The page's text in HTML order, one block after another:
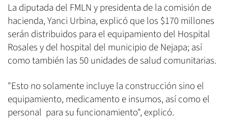
La diputada del FMLN y presidenta de la comisión de
hacienda, Yanci Urbina, explicó que los $170 millones
serán distribuidos para el equipamiento del Hospital
Rosales y del hospital del municipio de Nejapa; así
como también las 50 unidades de salud comunitarias.
"Esto no solamente incluye la construcción sino el
equipamiento, medicamento e insumos, así como el
personal para su funcionamiento", explicó.